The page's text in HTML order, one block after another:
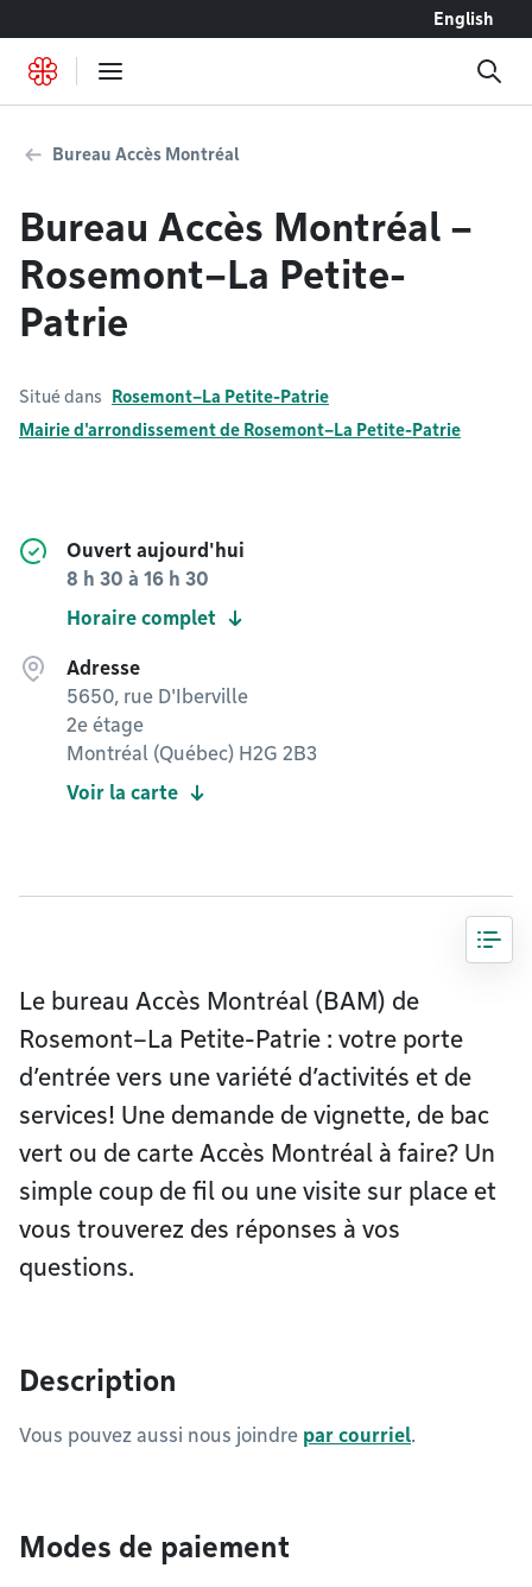
English
Bureau Accès Montréal
Bureau Accès Montréal –
Rosemont–La Petite-
Patrie
Situé dans
Rosemont–La Petite-Patrie
Mairie d'arrondissement de Rosemont–La Petite-Patrie
Ouvert aujourd'hui
8 h 30 à 16 h 30
Horaire complet
Adresse
5650, rue D'Iberville
2e étage
Montréal (Québec) H2G 2B3
Voir la carte
Le bureau Accès Montréal (BAM) de
Rosemont–La Petite-Patrie : votre porte
d’entrée vers une variété d’activités et de
services! Une demande de vignette, de bac
vert ou de carte Accès Montréal à faire? Un
simple coup de fil ou une visite sur place et
vous trouverez des réponses à vos
questions.
Description
Vous pouvez aussi nous joindre par courriel.
Modes de paiement